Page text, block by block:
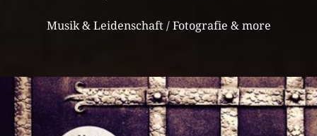
Musik & Leidenschaft / Fotografie & more